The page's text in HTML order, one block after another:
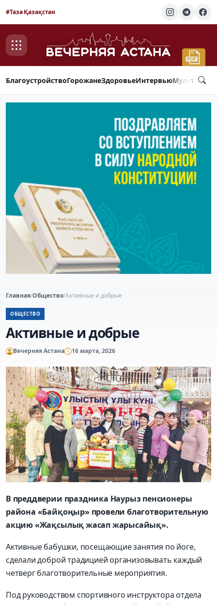
#Таза Қазақстан
БлагоустройствоГорожанеЗдоровьеИнтервью
Главная/Общество/Активные и добрые
ОБЩЕСТВО
Активные и добрые
Вечерняя Астана 16 марта, 2026
В преддверии праздника Наурыз пенсионеры
района «Байқоңыр» провели благотворительную
акцию «Жақсылық жасап жарысайық».
Активные бабушки, посещающие занятия по йоге,
сделали доброй традицией организовывать каждый
четверг благотворительные мероприятия.
Под руководством спортивного инструктора отдела